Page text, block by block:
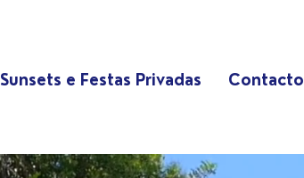
Sunsets e Festas Privadas Contacto